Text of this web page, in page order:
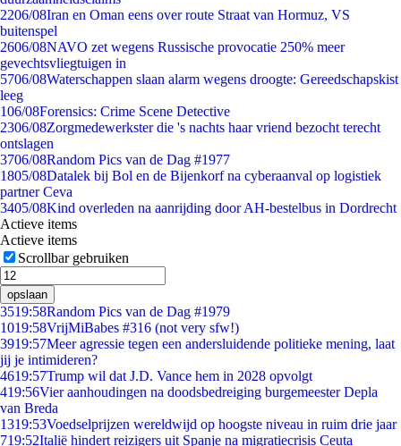
2206/08Iran en Oman eens over route Straat van Hormuz, VS
buitenspel
2606/08NAVO zet wegens Russische provocatie 250% meer
gevechtsvliegtuigen in
5706/08Waterschappen slaan alarm wegens droogte: Gereedschapskist
leeg
106/08Forensics: Crime Scene Detective
2306/08Zorgmedewerkster die 's nachts haar vriend bezocht terecht
ontslagen
3706/08Random Pics van de Dag #1977
1805/08Datalek bij Bol en de Bijenkorf na cyberaanval op logistiek
partner Ceva
3405/08Kind overleden na aanrijding door AH-bestelbus in Dordrecht
Actieve items
Actieve items
Scrollbar gebruiken
opslaan
3519:58Random Pics van de Dag #1979
1019:58VrijMiBabes #316 (not very sfw!)
3919:57Meer agressie tegen een andersluidende politieke mening, laat
jij je intimideren?
4619:57Trump wil dat J.D. Vance hem in 2028 opvolgt
419:56Vier aanhoudingen na doodsbedreiging burgemeester Depla
van Breda
1319:53Voedselprijzen wereldwijd op hoogste niveau in ruim drie jaar
719:52Italië hindert reizigers uit Spanje na migratiecrisis Ceuta